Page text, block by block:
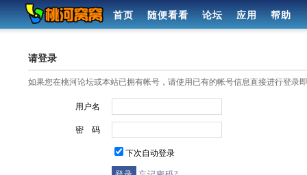
首页 随便看看 论坛 应用 帮助
请登录
如果您在桃河论坛或本站已拥有帐号，请使用已有的帐号信息直接进行登录
用户名
密 码
下次自动登录